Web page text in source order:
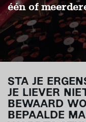
één of
STA JE
JE LIEVER
BEWAARD
BEPAALDE